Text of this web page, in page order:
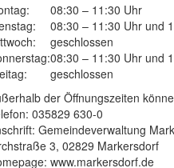
08:30 – 11:30 Uhr
08:30 – 11:30 Uhr und
geschlossen
08:30 – 11:30 Uhr und
geschlossen
der Öffnungszeiten
035829 630-0
Gemeindeverwaltung
3, 02829 Markersdorf
www.markersdorf.de